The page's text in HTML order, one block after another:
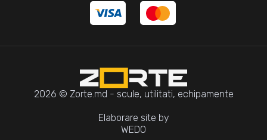
2026 © Zorte.md - scule, utilitati, echipamente
Elaborare site by
WEDO